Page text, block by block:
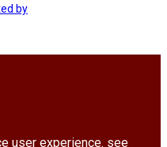
by
user experience. see